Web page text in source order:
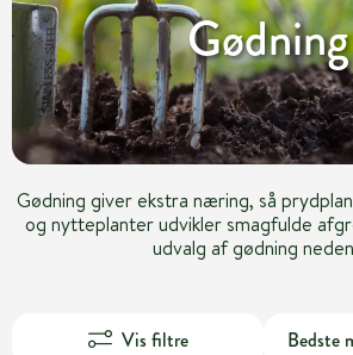
Gødning
Gødning giver ekstra næring, så
og nytteplanter udvikler smagfulde
udvalg af gødning
Vis filtre